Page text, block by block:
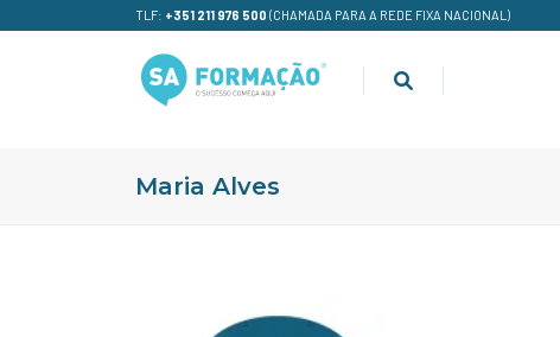
TLF: +351 211 976 500 (CHAMADA PARA A REDE FIXA NACIONAL)
Maria Alves